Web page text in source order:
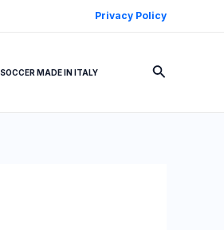
Privacy Policy
SOCCER MADE IN ITALY Cerca